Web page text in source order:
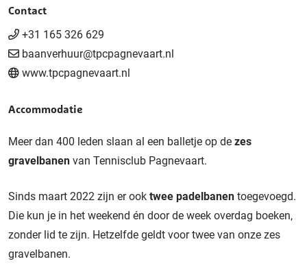
Contact
+31 165 326 629
baanverhuur@tpcpagnevaart.nl
www.tpcpagnevaart.nl
Accommodatie
Meer dan 400 leden slaan al een balletje op de zes
gravelbanen van Tennisclub Pagnevaart.
Sinds maart 2022 zijn er ook twee padelbanen toegevoegd.
Die kun je in het weekend én door de week overdag boeken,
zonder lid te zijn. Hetzelfde geldt voor twee van onze zes
gravelbanen.